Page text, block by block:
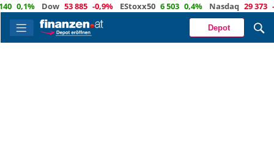
0,1% Dow 53 885 -0,9% EStoxx50 6 503 0,4% Nasdaq 29 373 -
Depot